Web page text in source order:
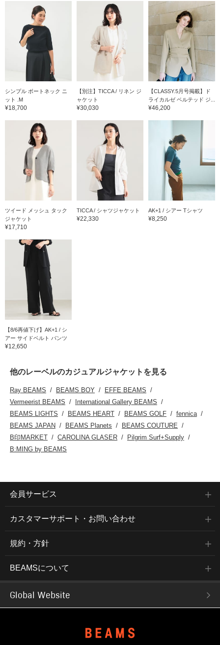
シンプル ボートネック ニ
ット .M
¥18,700
【別注】TICCA / リネン ジ
ャケット
¥30,030
【CLASSY.5月号掲載】ド
ライカルゼ ベルテッド ジ...
¥46,200
ツイード メッシュ タック
ジャケット
¥17,710
TICCA / シャツジャケット
¥22,330
AK+1 / シアー Tシャツ
¥8,250
【8/6再値下げ】AK+1 / シ
アー サイドベルト パンツ
¥12,650
他のレーベルのカジュアルジャケットを見る
Ray BEAMS BEAMS BOY
EFFE BEAMS
Vermeerist BEAMS
International Gallery BEAMS
BEAMS LIGHTS
BEAMS HEART BEAMS GOLF
fennica
BEAMS JAPAN
BEAMS Planets
BEAMS COUTURE
B印MARKET
CAROLINA GLASER
Pilgrim Surf+Supply
B:MING by BEAMS
会員サービス
カスタマーサポート・お問い合わせ
規約・方針
BEAMSについて
Global Website